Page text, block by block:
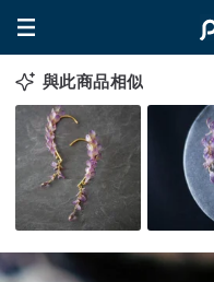
與此商品相似